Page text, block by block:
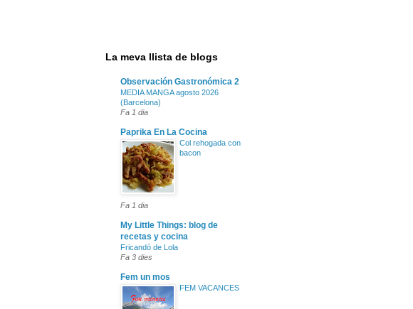
La meva llista de blogs
Observación Gastronómica 2
MEDIA MANGA agosto 2026
(Barcelona)
Fa 1 dia
Paprika En La Cocina
Col rehogada con
bacon
Fa 1 dia
My Little Things: blog de
recetas y cocina
Fricandó de Lola
Fa 3 dies
Fem un mos
FEM VACANCES